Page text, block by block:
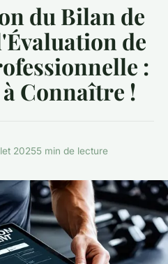
du Bilan de
de
:
Connaître !
20255 min de lecture